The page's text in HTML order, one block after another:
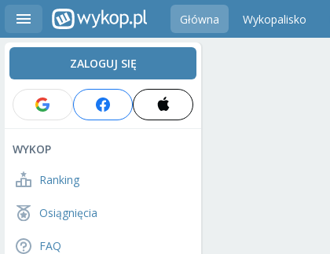
Główna Wykopalisko
ZALOGUJ SIĘ
WYKOP
Ranking
Osiągnięcia
FAQ